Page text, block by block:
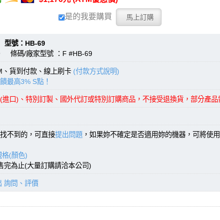
是的我要購買
：HB-69
條碼/廠家型號 ：F #HB-69
貨到付款、線上刷卡 (付款方式說明)
最高3% S點！
口)、特別訂製、國外代訂或特別訂購商品，不接受退換貨，部分產
不到的，可直接提出問題 ，如果妳不確定是否適用妳的機器，可將使
格(顏色)
完為止(大量訂購請洽本公司)
詢問、評價